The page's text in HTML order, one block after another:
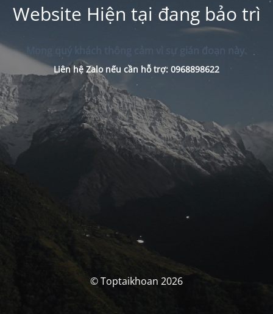
Website Hiện tại đang bảo trì
Mong quý khách thông cảm vì sự gián đoạn này.
Liên hệ Zalo nếu cần hỗ trợ: 0968898622
© Toptaikhoan 2026